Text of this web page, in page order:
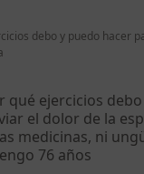
debo y puedo hacer
qué ejercicios
el dolor de la
medicinas, ni
76 años